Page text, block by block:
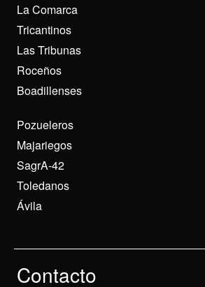
La Comarca
Tricantinos
Las Tribunas
Roceños
Boadillenses
Pozueleros
Majariegos
SagrA-42
Toledanos
Ávila
Contacto